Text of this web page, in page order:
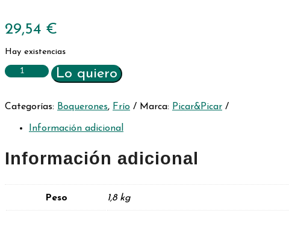
29,54 €
Hay existencias
Boqueron
a
Picar&Picar
9
unidades
Lo quiero
Categorías: Boquerones, Frío Marca: Picar&Picar
Información adicional
Información adicional
Peso 1,8 kg